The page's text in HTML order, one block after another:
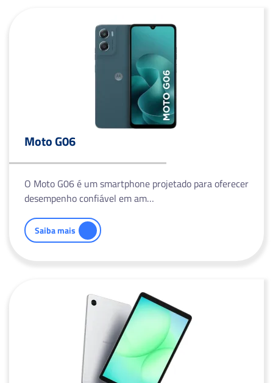
Moto G06
O Moto G06 é um smartphone projetado para oferecer
desempenho confiável em am…
Saiba mais